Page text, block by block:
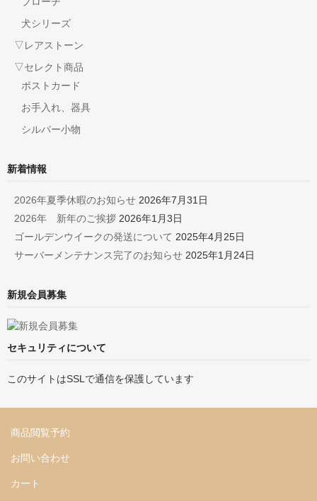
犬シリーズ
▽レアストーン
▽セレクト商品
ポストカード
お手入れ、器具
シルバー小物
新着情報
2026年夏季休暇のお知らせ 2026年7月31日
2026年 新年のご挨拶 2026年1月3日
ゴールデンウイークの発送について 2025年4月25日
サーバーメンテナンス完了のお知らせ 2025年1月24日
新規会員募集
セキュリティについて
このサイトはSSLで通信を保護しています
商品閲覧予約
お問い合わせ
カート